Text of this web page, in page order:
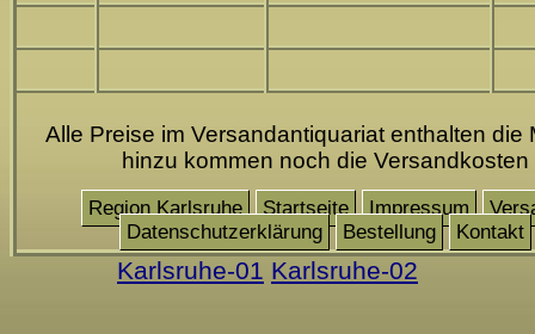
Alle Preise im Versandantiquariat enthalten die
hinzu kommen noch die Versandkosten
Region Karlsruhe Startseite Impressum
Datenschutzerklärung
Bestellung Kontakt
Karlsruhe-01 Karlsruhe-02